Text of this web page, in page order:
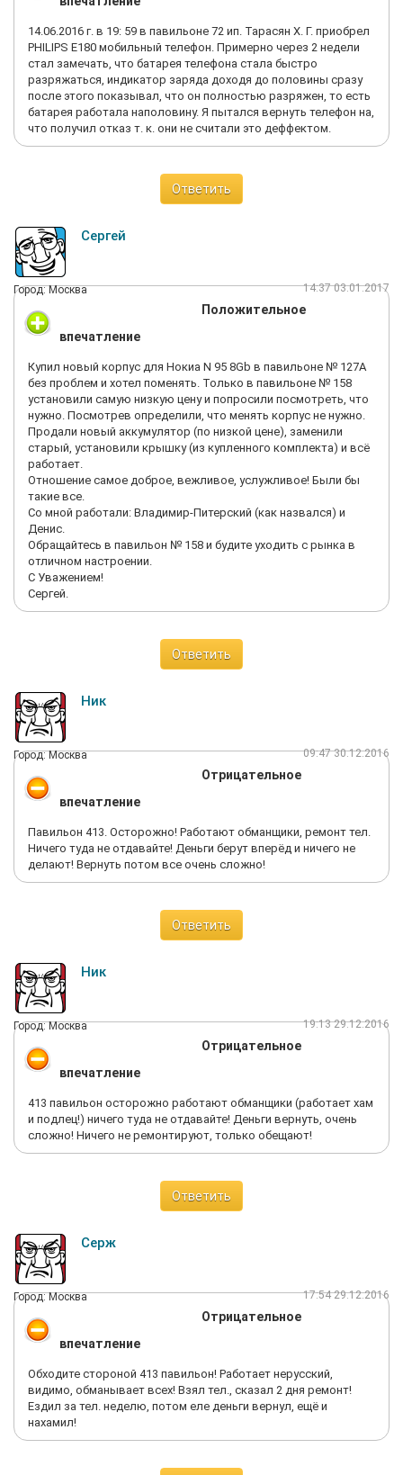
ломаный планшет на Новый год. Мой номер: 89892159219,
14.06.2016 г. в 19: 59 в павильоне 72 ип. Тарасян Х. Г. приобрел
PHILIPS E180 мобильный телефон. Примерно через 2 недели
стал замечать, что батарея телефона стала быстро
разряжаться, индикатор заряда доходя до половины сразу
после этого показывал, что он полностью разряжен, то есть
батарея работала наполовину. Я пытался вернуть телефон на,
что получил отказ т. к. они не считали это деффектом.
Ответить
Сергей
Город: Москва 14:37 03.01.2017
Положительное
впечатление
Купил новый корпус для Нокиа N 95 8Gb в павильоне № 127А
без проблем и хотел поменять. Только в павильоне № 158
установили самую низкую цену и попросили посмотреть, что
нужно. Посмотрев определили, что менять корпус не нужно.
Продали новый аккумулятор (по низкой цене), заменили
старый, установили крышку (из купленного комплекта) и всё
работает.
Отношение самое доброе, вежливое, услужливое! Были бы
такие все.
Со мной работали: Владимир-Питерский (как назвался) и
Денис.
Обращайтесь в павильон № 158 и будите уходить с рынка в
отличном настроении.
С Уважением!
Сергей.
Ответить
Ник
Город: Москва 09:47 30.12.2016
Отрицательное
впечатление
Павильон 413. Осторожно! Работают обманщики, ремонт тел.
Ничего туда не отдавайте! Деньги берут вперёд и ничего не
делают! Вернуть потом все очень сложно!
Ответить
Ник
Город: Москва 19:13 29.12.2016
Отрицательное
впечатление
413 павильон осторожно работают обманщики (работает хам
и подлец!) ничего туда не отдавайте! Деньги вернуть, очень
сложно! Ничего не ремонтируют, только обещают!
Ответить
Серж
Город: Москва 17:54 29.12.2016
Отрицательное
впечатление
Обходите стороной 413 павильон! Работает нерусский,
видимо, обманывает всех! Взял тел., сказал 2 дня ремонт!
Ездил за тел. неделю, потом еле деньги вернул, ещё и
нахамил!